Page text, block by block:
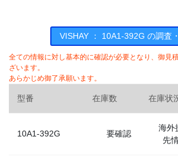
VISHAY ： 10A1-392G の調査
全ての情報に対し基本的に確認が必要となり、御見
ざいます。
あらかじめ御了承願います。
型番 在庫数 在庫状
10A1-392G 要確認
海外
先